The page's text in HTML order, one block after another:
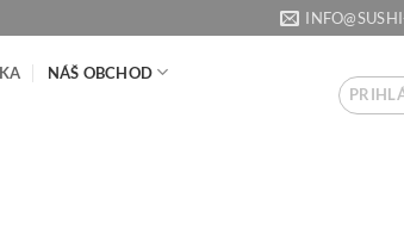
NÁŠ OBCHOD